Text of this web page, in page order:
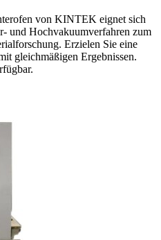
von KINTEK eignet sich
und Hochvakuumverfahren zum
Erzielen Sie eine
gleichmäßigen Ergebnissen.